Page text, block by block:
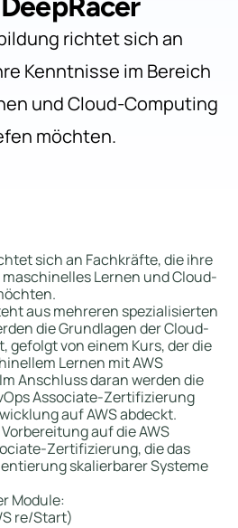
richtet sich an
Kenntnisse im Bereich
und Cloud-Computing
möchten.
sich an Fachkräfte, die ihre
Lernen und Cloud-
aus mehreren spezialisierten
die Grundlagen der Cloud-
gefolgt von einem Kurs, der die
Lernen mit AWS
Anschluss daran werden die
Associate-Zertifizierung
auf AWS abdeckt.
auf die AWS
Zertifizierung, die das
skalierbarer Systeme
Module:
re/Start)